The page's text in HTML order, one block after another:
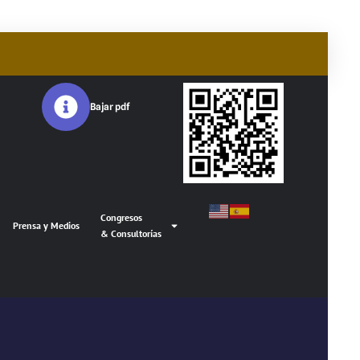
Bajar pdf
Prensa y Medios
Congresos
& Consultorías